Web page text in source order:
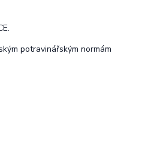
potravinářským normám